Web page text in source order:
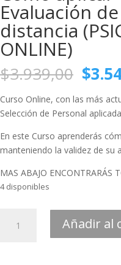
Evaluación
distancia
ONLINE)
$3.939,00 El
era:
$
Curso Online, con las más
Selección de Personal
En este Curso aprenderás
manteniendo la validez de su
MAS ABAJO ENCONTRARÁS
4 disponibles
aplicar
Añadir al